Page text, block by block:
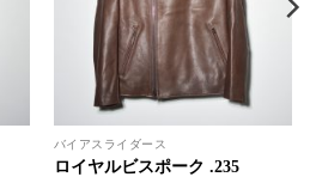
バイアスライダース
ロイヤルビスポーク .235